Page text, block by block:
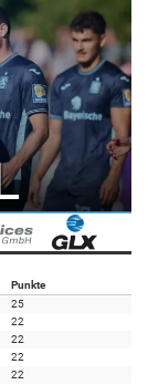
Punkte
25
22
22
22
22